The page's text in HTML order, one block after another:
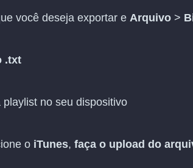
você deseja exportar e Arquivo >
.txt
no seu dispositivo
o iTunes, faça o upload do